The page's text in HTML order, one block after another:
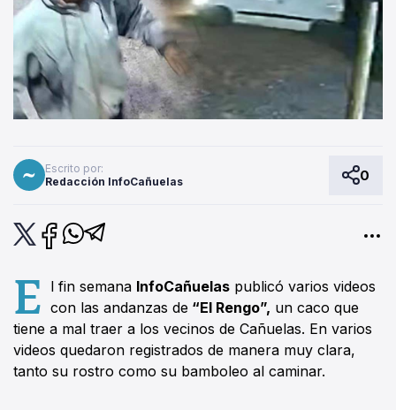
Escrito por:
Redacción InfoCañuelas
0
E l fin semana InfoCañuelas publicó varios videos
con las andanzas de “El Rengo”, un caco que
tiene a mal traer a los vecinos de Cañuelas. En varios
videos quedaron registrados de manera muy clara,
tanto su rostro como su bamboleo al caminar.